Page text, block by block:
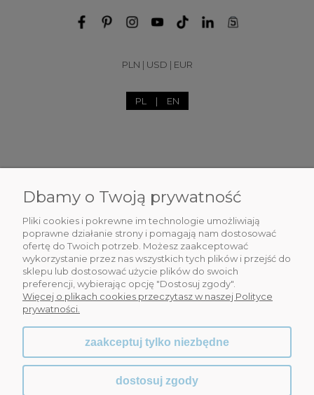
PLN | USD | EUR
PL | EN
DLA CIEBIE
INFORMACJE
OBSŁUGA KLIENTA
WSPÓŁPRACA
Dbamy o Twoją prywatność
Pliki cookies i pokrewne im technologie umożliwiają
poprawne działanie strony i pomagają nam dostosować
ofertę do Twoich potrzeb. Możesz zaakceptować
wykorzystanie przez nas wszystkich tych plików i przejść do
sklepu lub dostosować użycie plików do swoich
preferencji, wybierając opcję "Dostosuj zgody".
Więcej o plikach cookies przeczytasz w naszej Polityce
prywatności.
zaakceptuj tylko niezbędne
dostosuj zgody